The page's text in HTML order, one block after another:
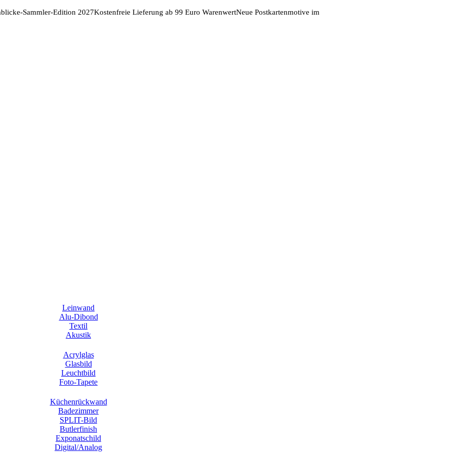
Sammler-Edition 2027Kostenfreie Lieferung ab 99 Euro WarenwertNeue Postkartenmotive im
Leinwand
Alu-Dibond
Textil
Akustik
Acrylglas
Glasbild
Leuchtbild
Foto-Tapete
Küchenrückwand
Badezimmer
SPLIT-Bild
Butlerfinish
Exponatschild
Digital/Analog